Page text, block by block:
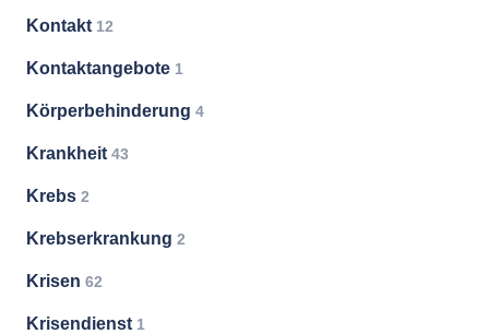
Kontakt 12
Kontaktangebote 1
Körperbehinderung 4
Krankheit 43
Krebs 2
Krebserkrankung 2
Krisen 62
Krisendienst 1